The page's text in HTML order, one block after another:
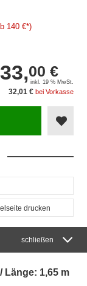
140 €*)
33,00 €
inkl. 19 % MwSt.
32,01 € bei Vorkasse
drucken
schließen
Länge: 1,65 m